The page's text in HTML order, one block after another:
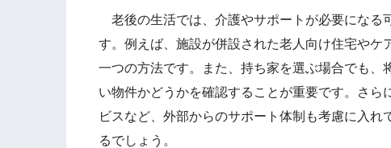
老後の生活では、介護やサポートが必要になる
す。例えば、施設が併設された老人向け住宅や
一つの方法です。また、持ち家を選ぶ場合でも
い物件かどうかを確認することが重要です。さ
ビスなど、外部からのサポート体制も考慮に入
るでしょう。